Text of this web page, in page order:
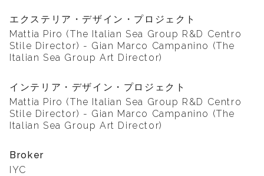
エクステリア・デザイン・プロジェクト
Mattia Piro (The Italian Sea Group R&D Centro
Stile Director) - Gian Marco Campanino (The
Italian Sea Group Art Director)
インテリア・デザイン・プロジェクト
Mattia Piro (The Italian Sea Group R&D Centro
Stile Director) - Gian Marco Campanino (The
Italian Sea Group Art Director)
Broker
IYC